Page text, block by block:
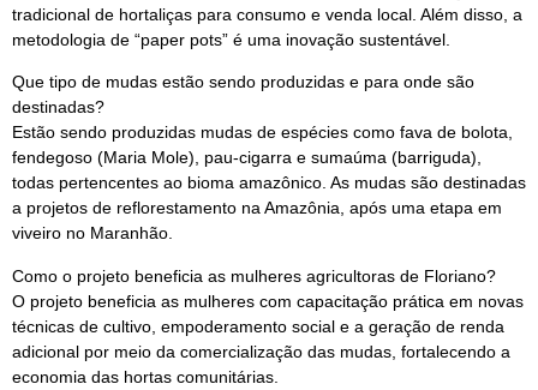
tradicional de hortaliças para consumo e venda local. Além disso, a
metodologia de “paper pots” é uma inovação sustentável.
Que tipo de mudas estão sendo produzidas e para onde são
destinadas?
Estão sendo produzidas mudas de espécies como fava de bolota,
fendegoso (Maria Mole), pau-cigarra e sumaúma (barriguda),
todas pertencentes ao bioma amazônico. As mudas são destinadas
a projetos de reflorestamento na Amazônia, após uma etapa em
viveiro no Maranhão.
Como o projeto beneficia as mulheres agricultoras de Floriano?
O projeto beneficia as mulheres com capacitação prática em novas
técnicas de cultivo, empoderamento social e a geração de renda
adicional por meio da comercialização das mudas, fortalecendo a
economia das hortas comunitárias.